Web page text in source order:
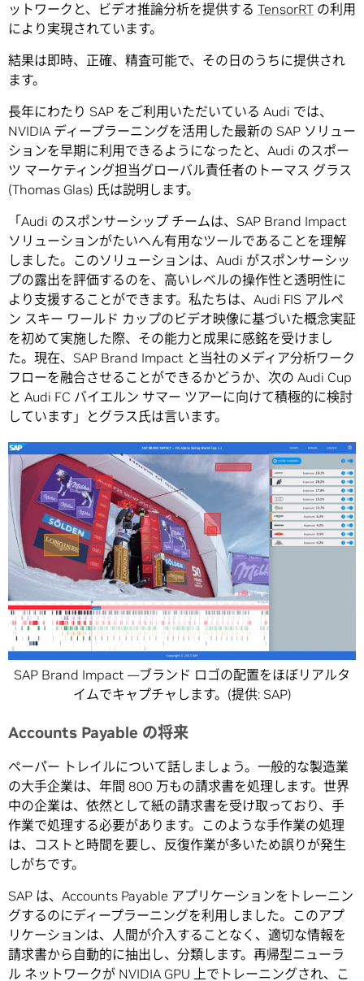
ットワークと、ビデオ推論分析を提供する TensorRT の利用
により実現されています。
結果は即時、正確、精査可能で、その日のうちに提供され
ます。
長年にわたり SAP をご利用いただいている Audi では、
NVIDIA ディープラーニングを活用した最新の SAP ソリュー
ションを早期に利用できるようになったと、Audi のスポー
ツ マーケティング担当グローバル責任者のトーマス グラス
(Thomas Glas) 氏は説明します。
「Audi のスポンサーシップ チームは、SAP Brand Impact
ソリューションがたいへん有用なツールであることを理解
しました。このソリューションは、Audi がスポンサーシッ
プの露出を評価するのを、高いレベルの操作性と透明性に
より支援することができます。私たちは、Audi FIS アルペ
ン スキー ワールド カップのビデオ映像に基づいた概念実証
を初めて実施した際、その能力と成果に感銘を受けまし
た。現在、SAP Brand Impact と当社のメディア分析ワーク
フローを融合させることができるかどうか、次の Audi Cup
と Audi FC バイエルン サマー ツアーに向けて積極的に検討
しています」とグラス氏は言います。
SAP Brand Impact —ブランド ロゴの配置をほぼリアルタ
イムでキャプチャします。(提供: SAP)
Accounts Payable の将来
ペーパー トレイルについて話しましょう。一般的な製造業
の大手企業は、年間 800 万もの請求書を処理します。世界
中の企業は、依然として紙の請求書を受け取っており、手
作業で処理する必要があります。このような手作業の処理
は、コストと時間を要し、反復作業が多いため誤りが発生
しがちです。
SAP は、Accounts Payable アプリケーションをトレーニン
グするのにディープラーニングを利用しました。このアプ
リケーションは、人間が介入することなく、適切な情報を
請求書から自動的に抽出し、分類します。再帰型ニューラ
ル ネットワークが NVIDIA GPU 上でトレーニングされ、こ